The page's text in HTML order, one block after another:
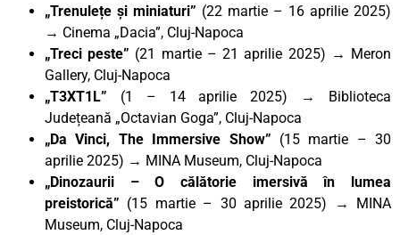
„Trenulețe și miniaturi” (22 martie – 16 aprilie 2025)
→ Cinema „Dacia”, Cluj-Napoca
„Treci peste” (21 martie – 21 aprilie 2025) → Meron
Gallery, Cluj-Napoca
„T3XT1L” (1 – 14 aprilie 2025) → Biblioteca
Județeană „Octavian Goga”, Cluj-Napoca
„Da Vinci, The Immersive Show” (15 martie – 30
aprilie 2025) → MINA Museum, Cluj-Napoca
„Dinozaurii – O călătorie imersivă în lumea
preistorică” (15 martie – 30 aprilie 2025) → MINA
Museum, Cluj-Napoca